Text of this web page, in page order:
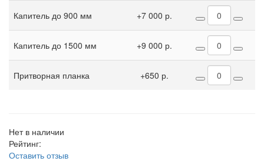
Капитель до 900 мм +7 000 р.
Капитель до 1500 мм +9 000 р.
Притворная планка +650 р.
Нет в наличии
Рейтинг:
Оставить отзыв